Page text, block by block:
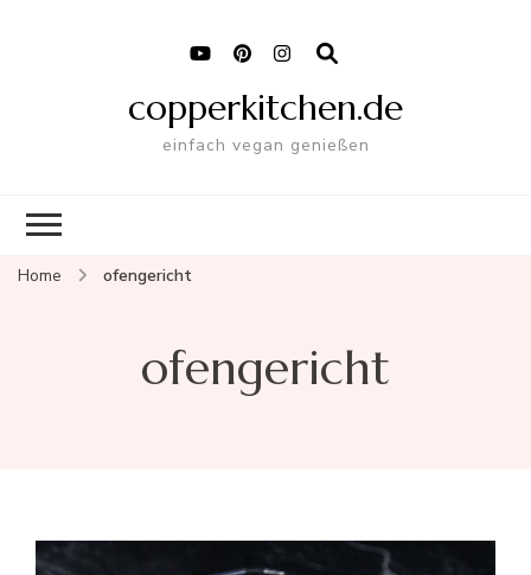
copperkitchen.de
einfach vegan genießen
Home ofengericht
ofengericht